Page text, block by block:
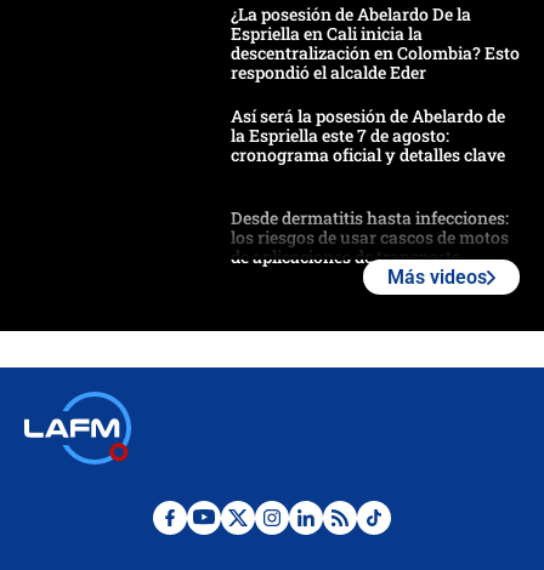
¿La posesión de Abelardo De la
Espriella en Cali inicia la
descentralización en Colombia? Esto
respondió el alcalde Eder
Así será la posesión de Abelardo de
la Espriella este 7 de agosto:
cronograma oficial y detalles clave
Desde dermatitis hasta infecciones:
los riesgos de usar cascos de motos
de aplicaciones de transporte
Posesión de Abelardo De La Espriella
Más videos